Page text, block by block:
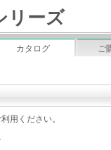
リーズ
カタログ ご
用ください。